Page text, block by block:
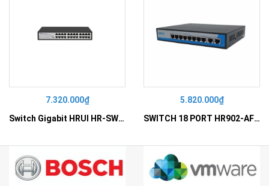
7.320.000₫
Switch Gigabit HRUI HR-SWG10240D
5.820.000₫
SWITCH 18 PORT HR902-AF162G-300 – Switch PoE 16 Cổng